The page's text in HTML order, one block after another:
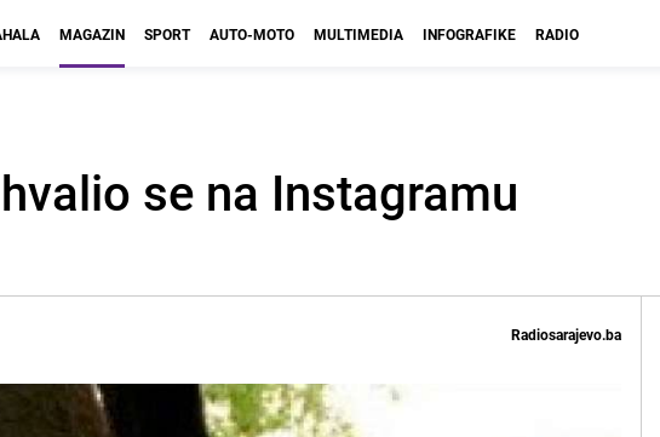
MAGAZIN SPORT AUTO-MOTO MULTIMEDIA INFOGRAFIKE RADIO
se na Instagramu
Radiosarajevo.ba